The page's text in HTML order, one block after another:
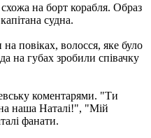
на борт корабля. Образ
судна.
повіках, волосся, яке було
на губах зробили співачку
коментарями. "Ти
наша Наталі!", "Мій
фанати.